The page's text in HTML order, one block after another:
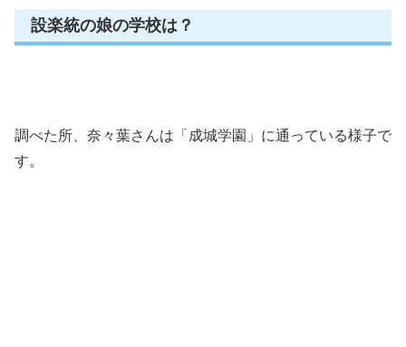
設楽統の娘の学校は？
調べた所、奈々葉さんは「成城学園」に通っている様子で
す。